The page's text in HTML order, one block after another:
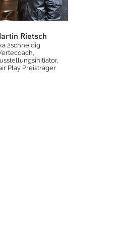
Rietsch
2schneidig
Play Preisträger